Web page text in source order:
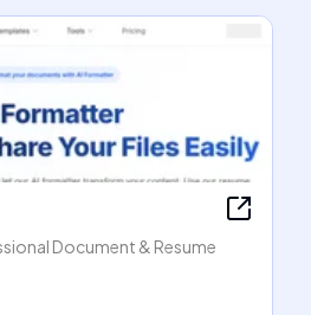
Document & Resume